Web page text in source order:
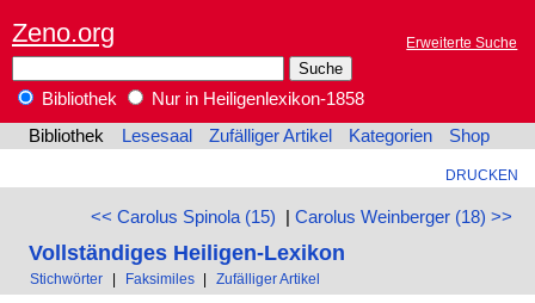
Zeno.org Erweiterte Suche
Bibliothek
Nur in Heiligenlexikon-1858
Bibliothek
Lesesaal Zufälliger Artikel Kategorien Shop
DRUCKEN
<< Carolus Spinola (15) | Carolus Weinberger (18) >>
Vollständiges Heiligen-Lexikon
Stichwörter | Faksimiles | Zufälliger Artikel